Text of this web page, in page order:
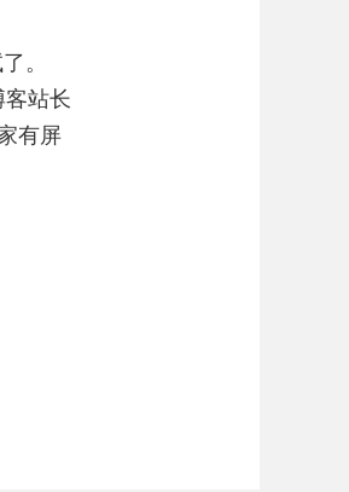
。
客站长
有屏